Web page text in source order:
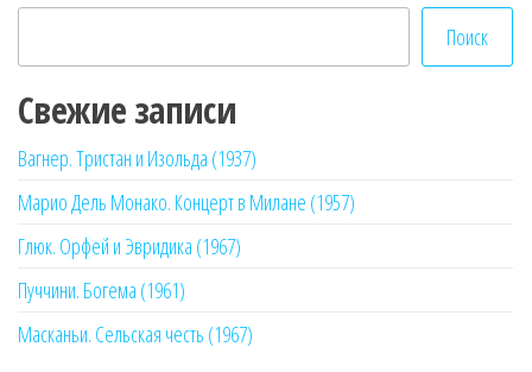
Поиск
Свежие записи
Вагнер. Тристан и Изольда (1937)
Марио Дель Монако. Концерт в Милане (1957)
Глюк. Орфей и Эвридика (1967)
Пуччини. Богема (1961)
Масканьи. Сельская честь (1967)